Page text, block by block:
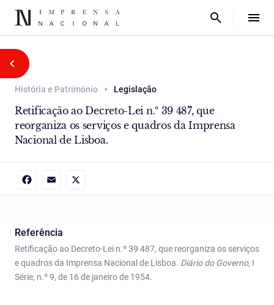
História e Património Legislação
Retificação ao Decreto-Lei n.º 39 487, que
reorganiza os serviços e quadros da Imprensa
Nacional de Lisboa.
Referência
Retificação ao Decreto-Lei n.º 39 487, que reorganiza os serviços
e quadros da Imprensa Nacional de Lisboa. Diário do Governo, I
Série, n.º 9, de 16 de janeiro de 1954.